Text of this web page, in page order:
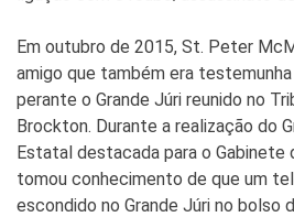
Em outubro de 2015, St. Peter
amigo que também era
perante o Grande Júri reunido no
Brockton. Durante a realização do
Estatal destacada para o
tomou conhecimento de que um
escondido no Grande Júri no bolso